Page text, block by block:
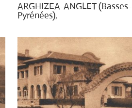
ARGHIZEA-ANGLET (Basses-
Pyrénées),